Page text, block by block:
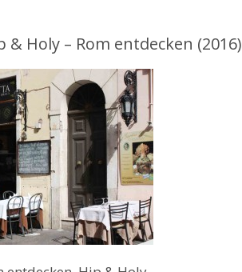
& Holy – Rom entdecken (2016)